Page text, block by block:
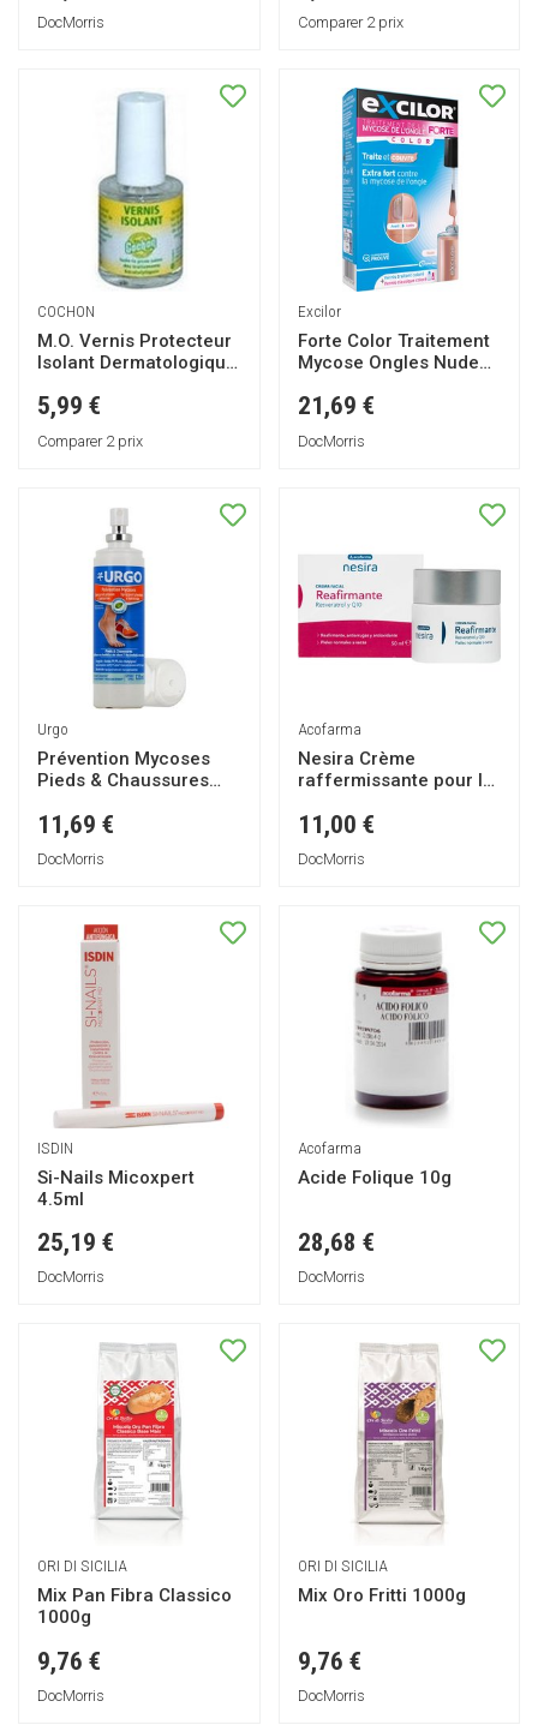
DocMorris Comparer 2 prix
COCHON
M.O. Vernis Protecteur
Isolant Dermatologique
5,99 €
Comparer 2 prix
Excilor
Forte Color Traitement
Mycose Ongles Nude
21,69 €
DocMorris
Urgo
Prévention Mycoses
Pieds & Chaussures
11,69 €
DocMorris
Acofarma
Nesira Crème
raffermissante pour le
11,00 €
DocMorris
ISDIN
Si-Nails Micoxpert
4.5ml
25,19 €
DocMorris
Acofarma
Acide Folique 10g
28,68 €
DocMorris
ORI DI SICILIA
Mix Pan Fibra Classico
1000g
9,76 €
DocMorris
ORI DI SICILIA
Mix Oro Fritti 1000g
9,76 €
DocMorris